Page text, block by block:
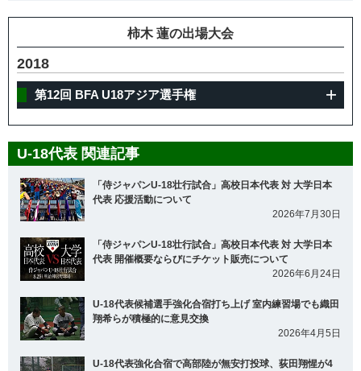
柿木 蓮の出場大会
2018
第12回 BFA U18アジア選手権
U-18代表 関連記事
「侍ジャパンU-18壮行試合」高校日本代表 対 大学日本
代表 応援活動について
2026年7月30日
「侍ジャパンU-18壮行試合」高校日本代表 対 大学日本
代表 開催概要ならびにチケット販売について
2026年6月24日
U-18代表候補選手強化合宿打ち上げ 室内練習場でも織田
翔希らが積極的に意見交換
2026年4月5日
U-18代表強化合宿で高部陸が無安打投球、荻田翔惺が4